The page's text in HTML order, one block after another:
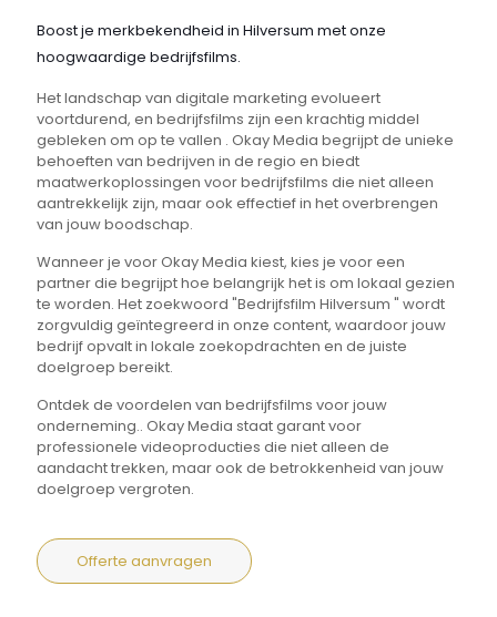
Boost je merkbekendheid in Hilversum met onze
hoogwaardige bedrijfsfilms.
Het landschap van digitale marketing evolueert
voortdurend, en bedrijfsfilms zijn een krachtig middel
gebleken om op te vallen . Okay Media begrijpt de unieke
behoeften van bedrijven in de regio en biedt
maatwerkoplossingen voor bedrijfsfilms die niet alleen
aantrekkelijk zijn, maar ook effectief in het overbrengen
van jouw boodschap.
Wanneer je voor Okay Media kiest, kies je voor een
partner die begrijpt hoe belangrijk het is om lokaal gezien
te worden. Het zoekwoord "Bedrijfsfilm Hilversum " wordt
zorgvuldig geïntegreerd in onze content, waardoor jouw
bedrijf opvalt in lokale zoekopdrachten en de juiste
doelgroep bereikt.
Ontdek de voordelen van bedrijfsfilms voor jouw
onderneming.. Okay Media staat garant voor
professionele videoproducties die niet alleen de
aandacht trekken, maar ook de betrokkenheid van jouw
doelgroep vergroten.
Offerte aanvragen